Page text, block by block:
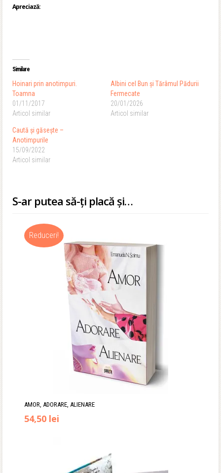
Apreciază:
Similare
Hoinari prin anotimpuri.
Toamna
01/11/2017
Articol similar
Albini cel Bun și Tărâmul Pădurii
Fermecate
20/01/2026
Articol similar
Caută și găsește –
Anotimpurile
15/09/2022
Articol similar
S-ar putea să-ți placă și…
Reduceri!
AMOR, ADORARE, ALIENARE
Prețul
54,50 lei